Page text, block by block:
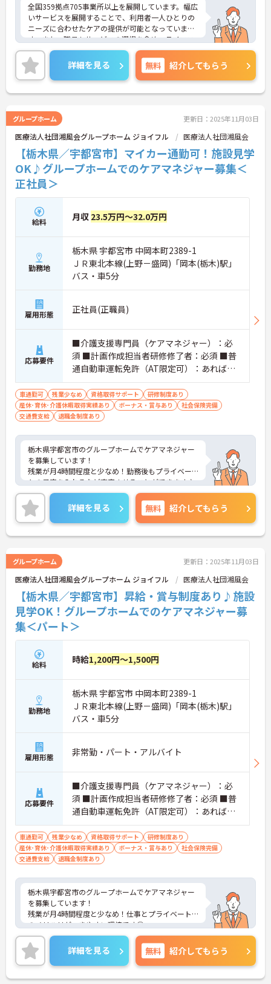
全国359拠点705事業所以上を展開しています。幅広
いサービスを展開することで、利用者一人ひとりの
ニーズに合わせたケアの提供が可能となっていま
す。また、職員もサービスの選択を含め、ライフス
タイルに合わせた働き方の選択肢が多くあります。
入社時研修はもちろん、サービス・職種ごとに研修
カリキュラムが整っており学び成長できる環境で
す。
ご興味のある方は面接対策ポイントなどお話致しま
詳細を見る 無料 紹介してもらう
グループホーム 更新日：2025年11月03日
医療法人社団湘風会グループホーム ジョイフル 医療法人社団湘風会
【栃木県／宇都宮市】マイカー通勤可！施設見学
OK♪グループホームでのケアマネジャー募集＜
正社員＞
給料 月収 23.5万円～32.0万円
勤務地
栃木県 宇都宮市 中岡本町2389-1
ＪＲ東北本線(上野－盛岡)「岡本(栃木)駅」
バス・車5分
雇用形態 正社員(正職員)
応募要件
■介護支援専門員（ケアマネジャー）：必
須 ■計画作成担当者研修修了者：必須 ■普
通自動車運転免許（AT限定可）：あれば尚
可
車通勤可 残業少なめ 資格取得サポート
研修制度あり
産休･育休･介護休暇取得実績あり
ボーナス・賞与あり
社会保険完備
交通費支給
退職金制度あり
栃木県宇都宮市のグループホームでケアマネジャー
を募集しています！
残業が月4時間程度と少なめ！勤務後もプライベー
トの予定を入れるなど充実させることができます♪
マイカー通勤可！無料駐車場完備で通勤もラクラク
安心です◎
ご興味のある方は、面接のポイントをお伝えします
のでご連絡ください！
詳細を見る 無料 紹介してもらう
グループホーム 更新日：2025年11月03日
医療法人社団湘風会グループホーム ジョイフル 医療法人社団湘風会
【栃木県／宇都宮市】昇給・賞与制度あり♪施設
見学OK！グループホームでのケアマネジャー募
集＜パート＞
給料 時給1,200円～1,500円
勤務地
栃木県 宇都宮市 中岡本町2389-1
ＪＲ東北本線(上野－盛岡)「岡本(栃木)駅」
バス・車5分
雇用形態 非常勤・パート・アルバイト
応募要件
■介護支援専門員（ケアマネジャー）：必
須 ■計画作成担当者研修修了者：必須 ■普
通自動車運転免許（AT限定可）：あれば尚
可
車通勤可 残業少なめ 資格取得サポート
研修制度あり
産休･育休･介護休暇取得実績あり
ボーナス・賞与あり
社会保険完備
交通費支給
退職金制度あり
栃木県宇都宮市のグループホームでケアマネジャー
を募集しています！
残業が月4時間程度と少なめ！仕事とプライベート
のメリハリがつきやすい環境です◎
施設見学可能なので、事前に職場の雰囲気を知るこ
とができます♪
ご興味のある方は、面接のポイントをお伝えします
のでご連絡ください！
詳細を見る 無料 紹介してもらう